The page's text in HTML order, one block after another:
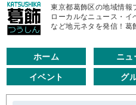
東京都葛飾区の地域情報
ローカルなニュース・
など地元ネタを発信！葛
ホーム ニュ
イベント グ